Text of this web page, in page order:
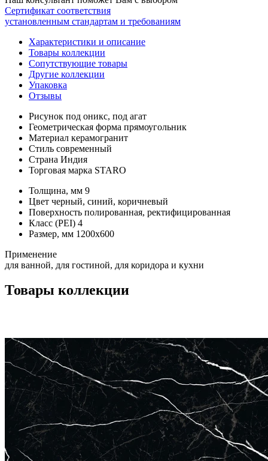
Сертификат соответствия
установленным стандартам и требованиям
Характеристики и описание
Товары коллекции
Сопутствующие товары
Другие коллекции
Упаковка
Отзывы
Рисунок под оникс, под агат
Геометрическая форма прямоугольник
Материал керамогранит
Стиль современный
Страна Индия
Торговая марка STARO
Толщина, мм 9
Цвет черный, синий, коричневый
Поверхность полированная, ректифицированная
Класс (PEI) 4
Размер, мм 1200x600
Применение
для ванной, для гостиной, для коридора и кухни
Товары коллекции